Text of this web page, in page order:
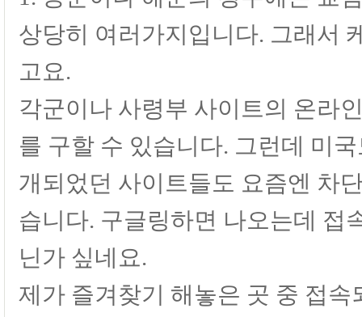
상당히 여러가지입니다. 그래서
고요.
각군이나 사령부 사이트의 온라
를 구할 수 있습니다. 그런데 미
개되었던 사이트들도 요즘엔 차
습니다. 구글링하면 나오는데 접
닌가 싶네요.
제가 즐겨찾기 해놓은 곳 중 접속